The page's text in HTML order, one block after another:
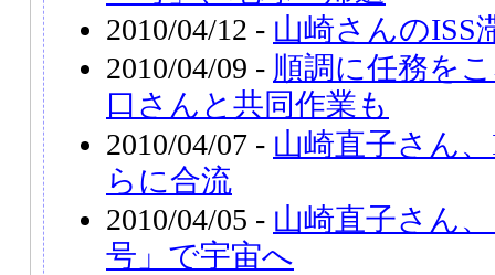
2010/04/12 - 山崎さんのISS
2010/04/09 - 順調に任務を
口さんと共同作業も
2010/04/07 - 山崎直子さん
らに合流
2010/04/05 - 山崎直子さん
号」で宇宙へ